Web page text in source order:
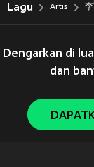
Lagu Artis
Dengarkan di
dan